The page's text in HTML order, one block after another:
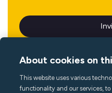
About cookies on
This website uses various
functionality and our services,